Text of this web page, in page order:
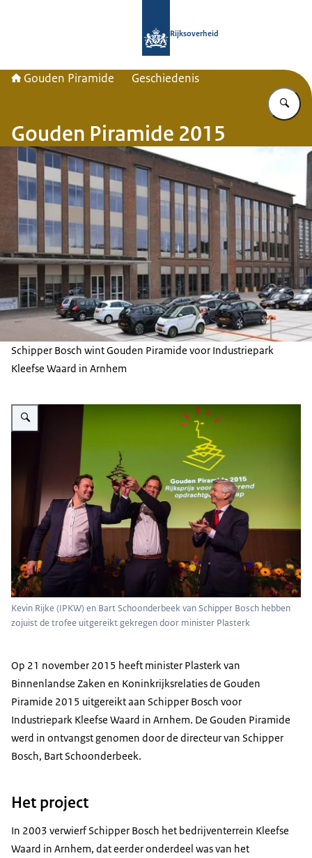
Rijksoverheid
Gouden Piramide Geschiedenis
Gouden Piramide 2015
Schipper Bosch wint Gouden Piramide voor Industriepark
Kleefse Waard in Arnhem
Vergroot afbeelding Winnaar Gouden Piramide 2015
Kevin Rijke (IPKW) en Bart Schoonderbeek van Schipper Bosch hebben
zojuist de trofee uitgereikt gekregen door minister Plasterk
Op 21 november 2015 heeft minister Plasterk van
Binnenlandse Zaken en Koninkrijksrelaties de Gouden
Piramide 2015 uitgereikt aan Schipper Bosch voor
Industriepark Kleefse Waard in Arnhem. De Gouden Piramide
werd in ontvangst genomen door de directeur van Schipper
Bosch, Bart Schoonderbeek.
Het project
In 2003 verwierf Schipper Bosch het bedrijventerrein Kleefse
Waard in Arnhem, dat eerder onderdeel was van het